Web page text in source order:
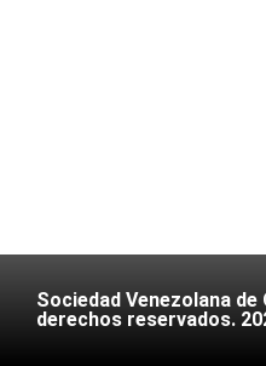
Sociedad Venezolana
derechos reservados.